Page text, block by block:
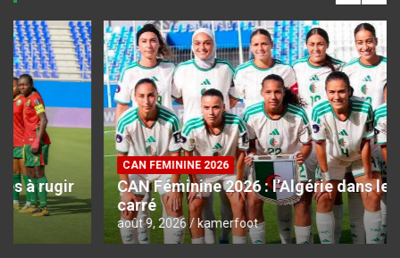
CAN FEMININE 2026
CAN Féminine 2026 : l’Algérie dans le dernier
carré
kamerfoot